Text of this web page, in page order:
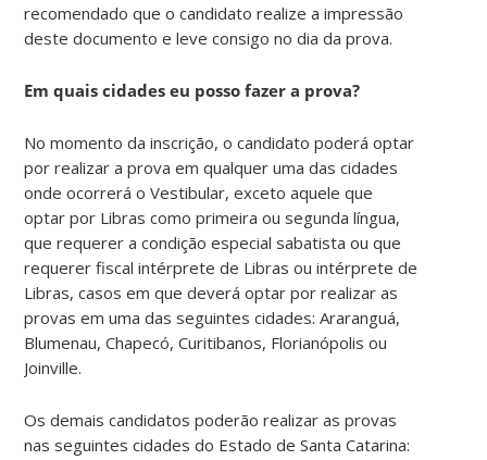
recomendado que o candidato realize a impressão
deste documento e leve consigo no dia da prova.
Em quais cidades eu posso fazer a prova?
No momento da inscrição, o candidato poderá optar
por realizar a prova em qualquer uma das cidades
onde ocorrerá o Vestibular, exceto aquele que
optar por Libras como primeira ou segunda língua,
que requerer a condição especial sabatista ou que
requerer fiscal intérprete de Libras ou intérprete de
Libras, casos em que deverá optar por realizar as
provas em uma das seguintes cidades: Araranguá,
Blumenau, Chapecó, Curitibanos, Florianópolis ou
Joinville.
Os demais candidatos poderão realizar as provas
nas seguintes cidades do Estado de Santa Catarina: